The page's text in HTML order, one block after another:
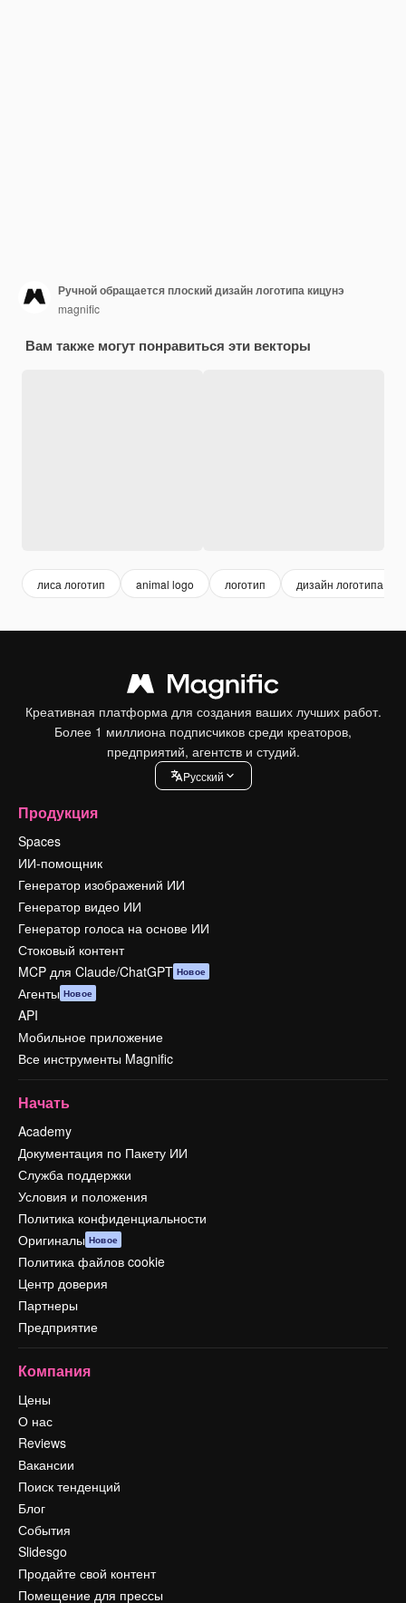
Ручной обращается плоский дизайн логотипа кицунэ
magnific
Вам также могут понравиться эти векторы
лиса логотип animal logo логотип дизайн логотипа
Креативная платформа для создания ваших лучших работ.
Более 1 миллиона подписчиков среди креаторов,
предприятий, агентств и студий.
Pусский
Продукция
Spaces
ИИ-помощник
Генератор изображений ИИ
Генератор видео ИИ
Генератор голоса на основе ИИ
Стоковый контент
MCP для Claude/ChatGPT Новое
Агенты Новое
API
Мобильное приложение
Все инструменты Magnific
Начать
Academy
Документация по Пакету ИИ
Служба поддержки
Условия и положения
Политика конфиденциальности
Оригиналы Новое
Политика файлов cookie
Центр доверия
Партнеры
Предприятие
Компания
Цены
О нас
Reviews
Вакансии
Поиск тенденций
Блог
События
Slidesgo
Продайте свой контент
Помещение для прессы